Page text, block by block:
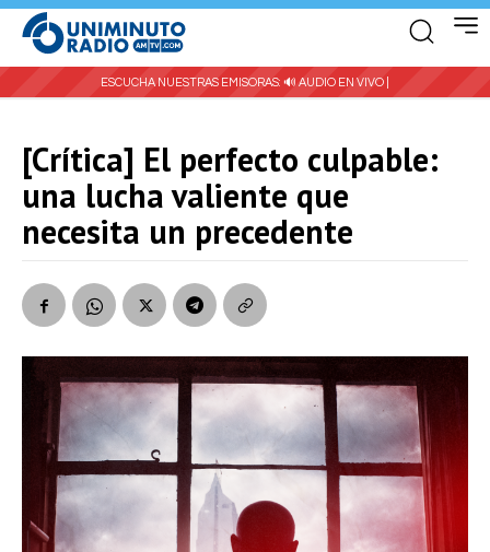
ESCUCHA NUESTRAS EMISORAS: 🔊 AUDIO EN VIVO |
[Crítica] El perfecto culpable:
una lucha valiente que
necesita un precedente